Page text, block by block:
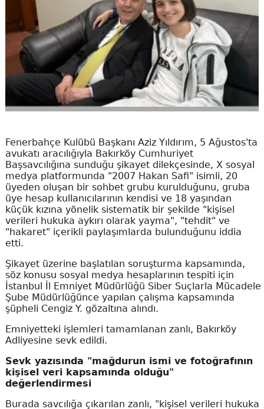
Fenerbahçe Kulübü Başkanı Aziz Yıldırım, 5 Ağustos'ta
avukatı aracılığıyla Bakırköy Cumhuriyet
Başsavcılığına sunduğu şikayet dilekçesinde, X sosyal
medya platformunda "2007 Hakan Safi" isimli, 20
üyeden oluşan bir sohbet grubu kurulduğunu, gruba
üye hesap kullanıcılarının kendisi ve 18 yaşından
küçük kızına yönelik sistematik bir şekilde "kişisel
verileri hukuka aykırı olarak yayma", "tehdit" ve
"hakaret" içerikli paylaşımlarda bulunduğunu iddia
etti.
Şikayet üzerine başlatılan soruşturma kapsamında,
söz konusu sosyal medya hesaplarının tespiti için
İstanbul İl Emniyet Müdürlüğü Siber Suçlarla Mücadele
Şube Müdürlüğünce yapılan çalışma kapsamında
şüpheli Cengiz Y. gözaltına alındı.
Emniyetteki işlemleri tamamlanan zanlı, Bakırköy
Adliyesine sevk edildi.
Sevk yazısında "mağdurun ismi ve fotoğrafının
kişisel veri kapsamında olduğu"
değerlendirmesi
Burada savcılığa çıkarılan zanlı, "kişisel verileri hukuka